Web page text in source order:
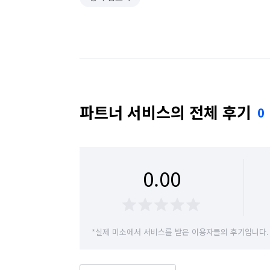
파트너 서비스의 전체 후기 0
0.00
*실제 미소에서 서비스를 받은 이용자들의 후기입니다.